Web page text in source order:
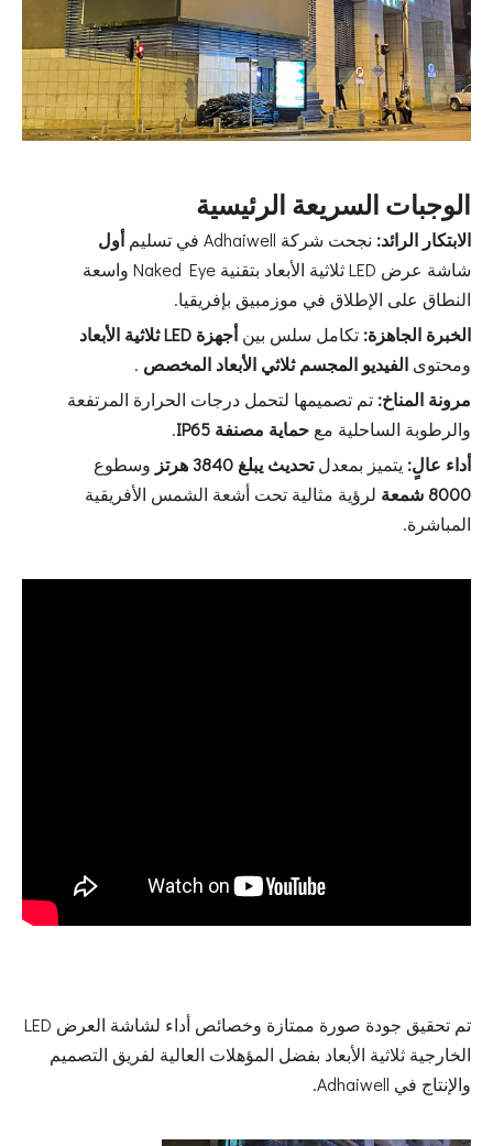
الوجبات السريعة الرئيسية
الابتكار الرائد: نجحت شركة Adhaiwell في تسليم
أول
شاشة عرض LED ثلاثية الأبعاد بتقنية Naked Eye واسعة
النطاق على الإطلاق في موزمبيق بإفريقيا.
الخبرة الجاهزة: تكامل سلس بينأجهزة LED ثلاثية الأبعاد
ومحتوى الفيديو المجسم ثلاثي الأبعاد المخصص .
مرونة المناخ: تم تصميمها لتحمل درجات الحرارة المرتفعة
والرطوبة الساحلية مع حماية مصنفة IP65
.
أداء عالٍ: يتميز بمعدلتحديث يبلغ 3840 هرتز
وسطوع
8000 شمعة
لرؤية مثالية تحت أشعة الشمس الأفريقية
المباشرة.
تم تحقيق جودة صورة ممتازة وخصائص أداء لشاشة العرض LED
الخارجية ثلاثية الأبعاد بفضل المؤهلات العالية لفريق التصميم
والإنتاج في Adhaiwell.